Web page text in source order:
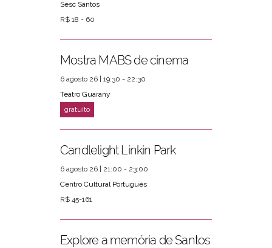
Sesc Santos
R$ 18 - 60
Mostra MABS de cinema
6 agosto 26 | 19:30 - 22:30
Teatro Guarany
Candlelight Linkin Park
6 agosto 26 | 21:00 - 23:00
Centro Cultural Português
R$ 45-161
Explore a memória de Santos